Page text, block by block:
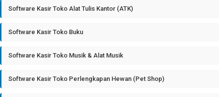
Software Kasir Toko Alat Tulis Kantor (ATK)
Software Kasir Toko Buku
Software Kasir Toko Musik & Alat Musik
Software Kasir Toko Perlengkapan Hewan (Pet Shop)